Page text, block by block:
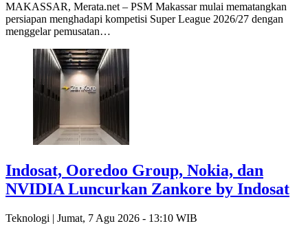
MAKASSAR, Merata.net – PSM Makassar mulai mematangkan
persiapan menghadapi kompetisi Super League 2026/27 dengan
menggelar pemusatan…
Indosat, Ooredoo Group, Nokia, dan
NVIDIA Luncurkan Zankore by Indosat
Teknologi | Jumat, 7 Agu 2026 - 13:10 WIB